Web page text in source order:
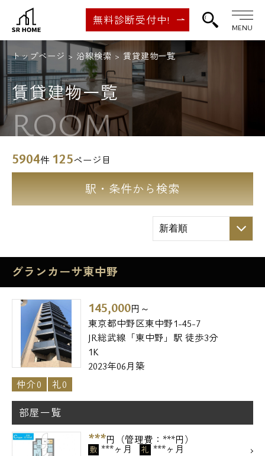
無料診断受付中!
MENU
トップページ 沿線検索 賃貸建物一覧
賃貸建物一覧
ROOM
5904件 125ページ目
駅・条件から検索
グランカーサ東中野
145,000円～
東京都中野区東中野1-45-7
JR総武線「東中野」駅 徒歩3分
1K
2023年06月築
仲介0
礼0
部屋一覧
***円（管理費：***円）
敷 ***ヶ月 礼 ***ヶ月